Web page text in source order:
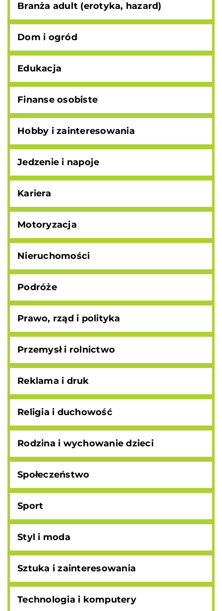
Branża adult (erotyka, hazard)
Dom i ogród
Edukacja
Finanse osobiste
Hobby i zainteresowania
Jedzenie i napoje
Kariera
Motoryzacja
Nieruchomości
Podróże
Prawo, rząd i polityka
Przemysł i rolnictwo
Reklama i druk
Religia i duchowość
Rodzina i wychowanie dzieci
Społeczeństwo
Sport
Styl i moda
Sztuka i zainteresowania
Technologia i komputery